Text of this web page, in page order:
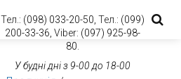
Тел.: (098) 033-20-50, Тел.: (099)
200-33-36, Viber: (097) 925-98-
80.
У будні дні з 9-00 до 18-00